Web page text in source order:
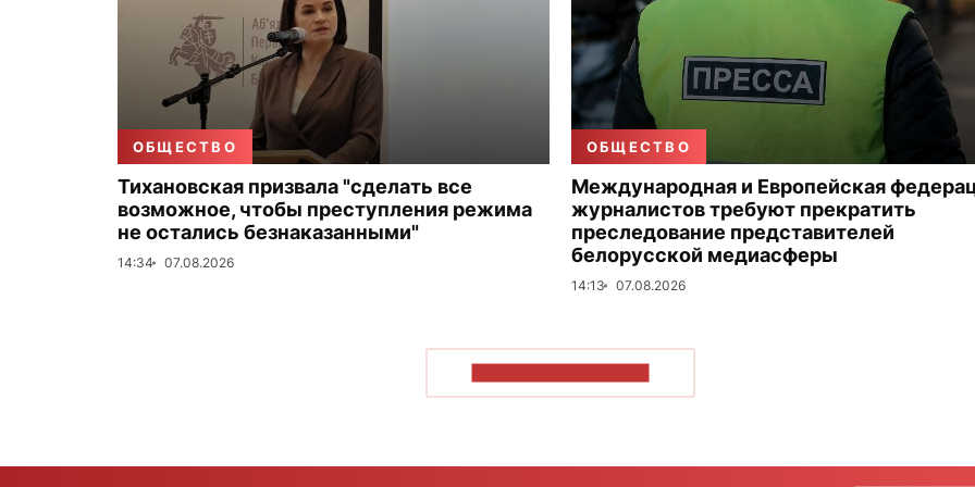
ОБЩЕСТВО
Тихановская призвала "сделать все
возможное, чтобы преступления режима
не остались безнаказанными"
14:34 07.08.2026
ОБЩЕСТВО
Международная и Европейская
журналистов требуют прекратить
преследование представителей
белорусской медиасферы
14:13 07.08.2026